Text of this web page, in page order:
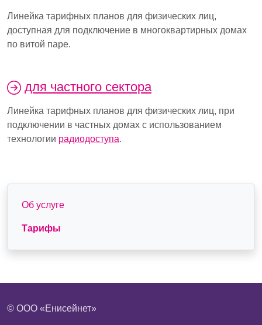
Линейка тарифных планов для физических лиц,
доступная для подключение в многоквартирных домах
по витой паре.
для частного сектора
Линейка тарифных планов для физических лиц, при
подключении в частных домах с использованием
технологии радиодоступа.
Правое подменю
Об услуге
Тарифы
© ООО «Енисейнет»